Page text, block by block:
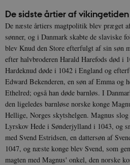
De sidste årtier af vikingetiden
De næste årtiers magtpolitik blev præget
sønner, og i Danmark skabte de slaviske
blev Knud den Store efterfulgt af sin søn
efter halvbroderen Harald Harefods død i
Hardeknud døde i 1042 i England og
Edward Bekenderen, en søn af Emma og
Ethelred; også han døde barnløs. I
den ligeledes barnløse norske konge
Hellige, Norges skytshelgen. Magnus
Lyrskov Hede i Sønderjylland i 1043, og
med Svend Estridsen, en dattersøn af
1047, og næste konge blev Svend, som
magten med Magnus' onkel, den norske